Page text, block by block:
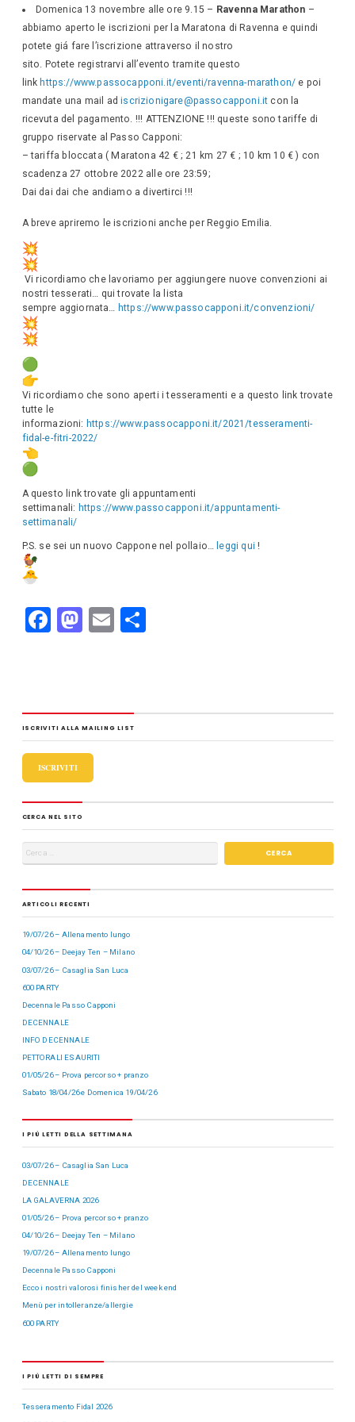
Domenica 13 novembre alle ore 9.15 – Ravenna Marathon –
abbiamo aperto le iscrizioni per la Maratona di Ravenna e quindi
potete giá fare l’iscrizione attraverso il nostro
sito. Potete registrarvi all’evento tramite questo
link https://www.passocapponi.it/eventi/ravenna-marathon/ e poi
mandate una mail adiscrizionigare@passocapponi.it con la
ricevuta del pagamento. !!! ATTENZIONE !!! queste sono tariffe di
gruppo riservate al Passo Capponi:
– tariffa bloccata ( Maratona 42 € ; 21 km 27 € ; 10 km 10 € ) con
scadenza 27 ottobre 2022 alle ore 23:59;
Dai dai dai che andiamo a divertirci !!!
A breve apriremo le iscrizioni anche per Reggio Emilia.
Vi ricordiamo che lavoriamo per aggiungere nuove convenzioni ai
nostri tesserati… qui trovate la lista
sempre aggiornata…
https://www.passocapponi.it/convenzioni/
Vi ricordiamo che sono aperti i tesseramenti e a questo link trovate
tutte le
informazioni: https://www.passocapponi.it/2021/tesseramenti-
fidal-e-fitri-2022/
A questo link trovate gli appuntamenti
settimanali: https://www.passocapponi.it/appuntamenti-
settimanali/
P.S. se sei un nuovo Cappone nel pollaio… leggi qui !
F
b
o
o
k
M
d
o
n
E
vi
di
ISCRIVITI ALLA MAILING LIST
ISCRIVITI
CERCA NEL SITO
ARTICOLI RECENTI
19/07/26 – Allenamento lungo
04/10/26 – Deejay Ten – Milano
03/07/26 – Casaglia San Luca
600 PARTY
Decennale Passo Capponi
DECENNALE
INFO DECENNALE
PETTORALI ESAURITI
01/05/26 – Prova percorso + pranzo
Sabato 18/04/26 e Domenica 19/04/26
I PIÙ LETTI DELLA SETTIMANA
03/07/26 – Casaglia San Luca
DECENNALE
LA GALAVERNA 2026
01/05/26 – Prova percorso + pranzo
04/10/26 – Deejay Ten – Milano
19/07/26 – Allenamento lungo
Decennale Passo Capponi
Ecco i nostri valorosi finisher del week end
Menù per intolleranze/allergie
600 PARTY
I PIÙ LETTI DI SEMPRE
Tesseramento Fidal 2026